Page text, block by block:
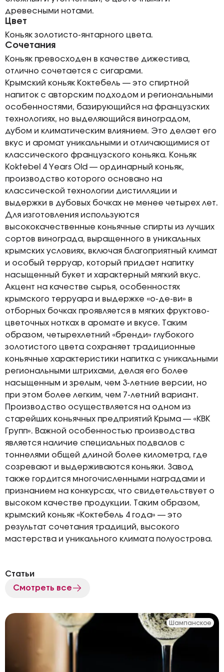
древесными нотами.
Цвет
Коньяк золотисто-янтарного цвета.
Сочетания
Коньяк превосходен в качестве дижестива,
отлично сочетается с сигарами.
Крымский коньяк Коктебель — это спиртной
напиток с авторским подходом и региональными
особенностями, базирующийся на французских
технологиях, но выделяющийся виноградом,
дубом и климатическим влиянием. Это делает его
вкус и аромат уникальными и отличающимися от
классического французского коньяка. Коньяк
Koktebel 4 Years Old — ординарный коньяк,
производство которого основано на
классической технологии дистилляции и
выдержки в дубовых бочках не менее четырех лет.
Для изготовления используются
высококачественные коньячные спирты из лучших
сортов винограда, выращенного в уникальных
крымских условиях, включая благоприятный климат
и особый терруар, который придает напитку
насыщенный букет и характерный мягкий вкус.
Акцент на качестве сырья, особенностях
крымского терруара и выдержке «о-де-ви» в
отборных бочках проявляется в мягких фруктово-
цветочных нотках в аромате и вкусе. Таким
образом, четырехлетний «бренди» глубокого
золотистого цвета сохраняет традиционные
коньячные характеристики напитка с уникальными
региональными штрихами, делая его более
насыщенным и зрелым, чем 3-летние версии, но
при этом более легким, чем 7-летний вариант.
Производство осуществляется на одном из
старейших коньячных предприятий Крыма — «КВК
Групп». Важной особенностью производства
является наличие специальных подвалов с
тоннелями общей длиной более километра, где
созревают и выдерживаются коньяки. Завод
также гордится многочисленными наградами и
признанием на конкурсах, что свидетельствует о
высоком качестве продукции. Таким образом,
крымский коньяк «Коктебель 4 года» — это
результат сочетания традиций, высокого
мастерства и уникального климата полуострова.
Статьи
Смотреть все
Шампанское